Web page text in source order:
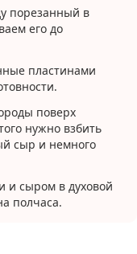
порезанный в
его до
пластинами
поверх
нужно взбить
сыр и немного
и сыром в духовой
полчаса.